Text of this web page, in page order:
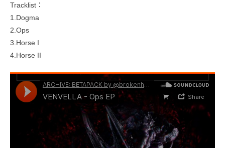
Tracklist：
1.Dogma
2.Ops
3.Horse I
4.Horse II